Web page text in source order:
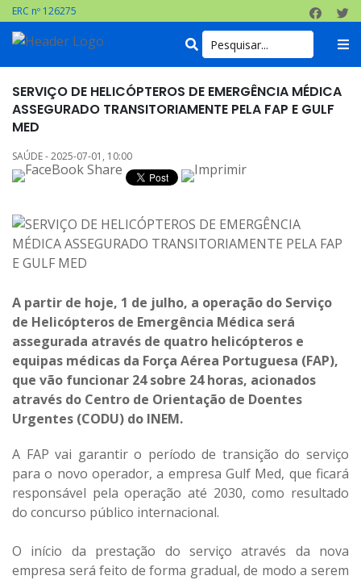
ERC nº 126275
SERVIÇO DE HELICÓPTEROS DE EMERGÊNCIA MÉDICA
ASSEGURADO TRANSITORIAMENTE PELA FAP E GULF
MED
SAÚDE - 2025-07-01, 10:00
A partir de hoje, 1 de julho, a operação do Serviço
de Helicópteros de Emergência Médica será
assegurada através de quatro helicópteros e
equipas médicas da Força Aérea Portuguesa (FAP),
que vão funcionar 24 sobre 24 horas, acionados
através do Centro de Orientação de Doentes
Urgentes (CODU) do INEM.
A FAP vai garantir o período de transição do serviço
para o novo operador, a empresa Gulf Med, que ficará
responsável pela operação até 2030, como resultado
do concurso público internacional.
O início da prestação do serviço através da nova
empresa será feito de forma gradual, de modo a serem